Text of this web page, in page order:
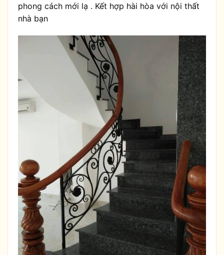
phong cách mới lạ . Kết hợp hài hòa với nội thất
nhà bạn